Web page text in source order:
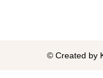
© Created by